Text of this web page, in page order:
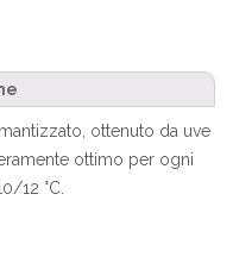
ottenuto da uve
ottimo per ogni
12 °C.